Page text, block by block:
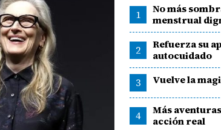
1
No más
menstrual
2
Refuerza su
autocuidado
3 Vuelve la
4
Más
acción real